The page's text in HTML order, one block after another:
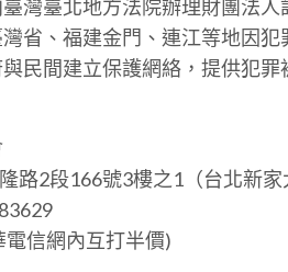
灣臺北地方法院辦理財團法
省、福建金門、連江等地因
民間建立保護網絡，提供犯
路2段166號3樓之1（台北新家
信網內互打半價)